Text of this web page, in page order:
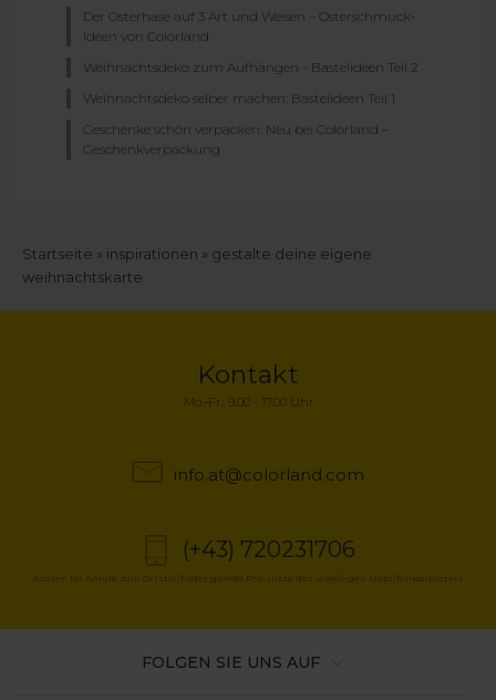
Der Osterhase auf 3 Art und Weisen – Osterschmuck-
Ideen von Colorland
Weihnachtsdeko zum Aufhängen - Bastelideen Teil 2
Weihnachtsdeko selber machen: Bastelideen Teil 1
Geschenke schön verpacken. Neu bei Colorland –
Geschenkverpackung
Breadcrumb
Startseite inspirationen
gestalte deine eigene
weihnachtskarte
Kontakt
Mo.-Fr.: 9.00 - 17.00 Uhr
info.at@colorland.com
(+43) 720231706
Kosten für Anrufe zum Ortstarif oder gemäß Preisliste des jeweiligen Mobilfunkanbieters
FOLGEN SIE UNS AUF